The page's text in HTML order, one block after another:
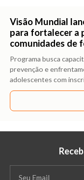
Visão Mundial
para fortalecer a
comunidades de
Programa busca
prevenção e
adolescentes com